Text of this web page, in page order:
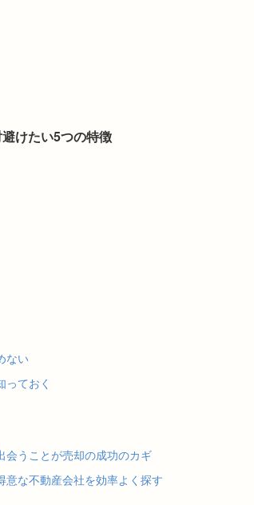
けたい5つの特徴
ない
ておく
会うことが売却の成功のカギ
な不動産会社を効率よく探す